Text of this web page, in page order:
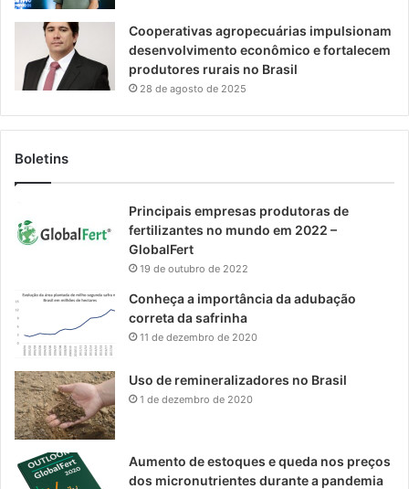
Cooperativas agropecuárias impulsionam
desenvolvimento econômico e fortalecem
produtores rurais no Brasil
28 de agosto de 2025
Boletins
Principais empresas produtoras de
fertilizantes no mundo em 2022 –
GlobalFert
19 de outubro de 2022
Conheça a importância da adubação
correta da safrinha
11 de dezembro de 2020
Uso de remineralizadores no Brasil
1 de dezembro de 2020
Aumento de estoques e queda nos preços
dos micronutrientes durante a pandemia